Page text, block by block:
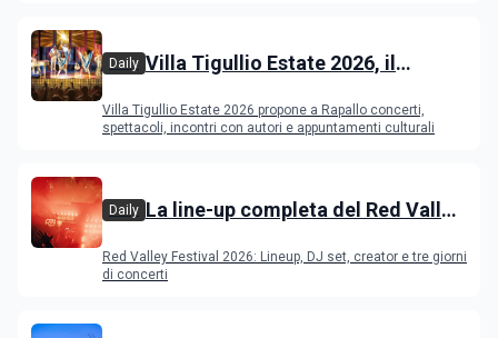
Daily Villa Tigullio Estate 2026, il
Villa Tigullio Estate 2026 propone a Rapallo concerti,
spettacoli, incontri con autori e appuntamenti culturali
Daily La line-up completa del Red Valley
Red Valley Festival 2026: Lineup, DJ set, creator e tre giorni
di concerti